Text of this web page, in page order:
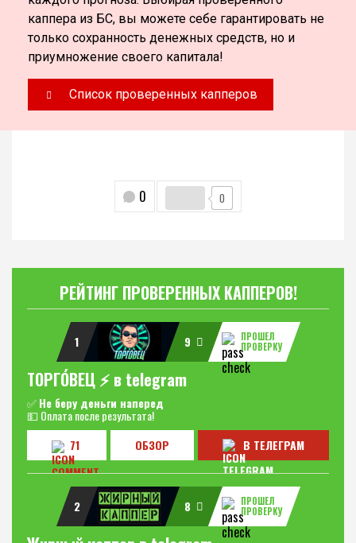
каппера из БС, вы можете себе гарантировать не
только сохранность денежных средств, но и
приумножение своего капитала!
Список проверенных капперов
0 0
РЕЙТИНГ ПРОВЕРЕННЫХ КАППЕРОВ!
1 9
ПРОШЕЛ
ПРОВЕРКУ
ТОРГО́ВЕЦ ⚡️ в telegram
✅Не беру деньги наперед
💵 Оплата после результата!
71
ОБЗОР В ТЕЛЕГРАМ
2 8
ПРОШЕЛ
ПРОВЕРКУ